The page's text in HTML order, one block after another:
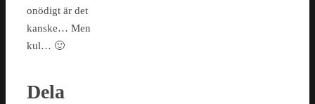
onödigt är det
kanske… Men
kul… 🙂
Dela